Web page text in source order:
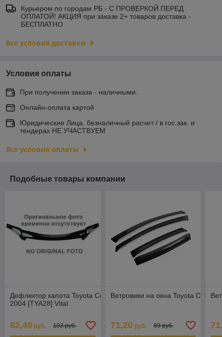
Курьером по городам РБ - С ПРОВЕРКОЙ ПЕРЕД
ОПЛАТОЙ! АКЦИЯ при заказе 2+ товаров доставка -
БЕСПЛАТНО
Все условия доставки
Условия оплаты
При получении заказа - наличными.
Онлайн-оплата картой
Юридические Лица, безналичный расчет / в гос.зак. и
тендерах НЕ УЧАСТВУЕМ
Все условия оплаты
Подобные товары компании
Дефлектор капота Toyota Corolla Verso 2001-
2004 [TYA28] Vital
82,40 руб. 103 руб.
Ветровики на окна Toyota
71,20руб. 89 руб.